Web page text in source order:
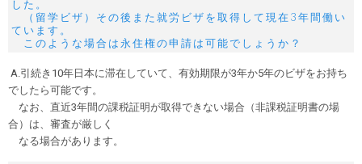
した。
（留学ビザ）その後また就労ビザを取得して現在3年間働い
ています。
このような場合は永住権の申請は可能でしょうか？
A.引続き10年日本に滞在していて、有効期限が3年か5年のビザをお持ち
でしたら可能です。
なお、直近3年間の課税証明が取得できない場合（非課税証明書の場
合）は、審査が厳しく
なる場合があります。